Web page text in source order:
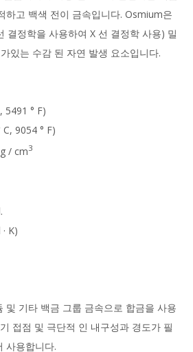
하고 백색 전이 금속입니다. Osmium은
결정학을 사용하여 X 선 결정학 사용) 밀
있는 수감 된 자연 발생 요소입니다.
5491 ° F)
9054 ° F)
/ cm3
K)
및 기타 백금 그룹 금속으로 합금을 사용
접점 및 극단적 인 내구성과 경도가 필
사용합니다.